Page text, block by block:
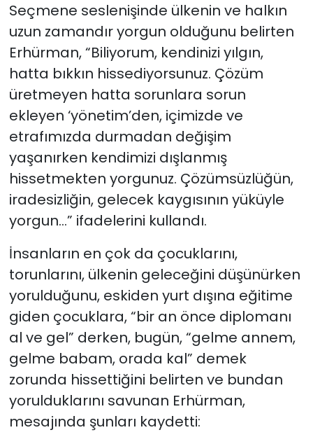
Seçmene seslenişinde ülkenin ve halkın
uzun zamandır yorgun olduğunu belirten
Erhürman, “Biliyorum, kendinizi yılgın,
hatta bıkkın hissediyorsunuz. Çözüm
üretmeyen hatta sorunlara sorun
ekleyen ‘yönetim’den, içimizde ve
etrafımızda durmadan değişim
yaşanırken kendimizi dışlanmış
hissetmekten yorgunuz. Çözümsüzlüğün,
iradesizliğin, gelecek kaygısının yüküyle
yorgun…” ifadelerini kullandı.
İnsanların en çok da çocuklarını,
torunlarını, ülkenin geleceğini düşünürken
yorulduğunu, eskiden yurt dışına eğitime
giden çocuklara, “bir an önce diplomanı
al ve gel” derken, bugün, “gelme annem,
gelme babam, orada kal” demek
zorunda hissettiğini belirten ve bundan
yorulduklarını savunan Erhürman,
mesajında şunları kaydetti: